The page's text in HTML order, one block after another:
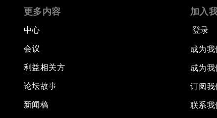
更多内容
中心
会议
利益相关方
论坛故事
新闻稿
加入
登录
成为
成为我
订阅
联系我